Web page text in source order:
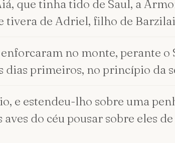
que tinha tido de Saul, a
tivera de Adriel, filho de
no monte, perante o
primeiros, no princípio da
e estendeu-lho sobre uma
do céu pousar sobre eles